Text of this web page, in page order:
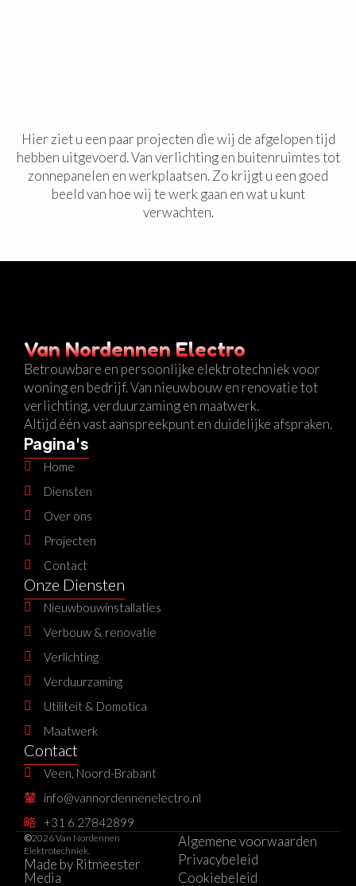
Hier ziet u een paar projecten die wij de afgelopen tijd
hebben uitgevoerd. Van verlichting en buitenruimtes tot
zonnepanelen en werkplaatsen. Zo krijgt u een goed
beeld van hoe wij te werk gaan en wat u kunt
verwachten.
Van Nordennen Electro
Betrouwbare en persoonlijke elektrotechniek voor
woning en bedrijf. Van nieuwbouw en renovatie tot
verlichting, verduurzaming en maatwerk.
Altijd één vast aanspreekpunt en duidelijke afspraken.
Pagina's
Home
Diensten
Over ons
Projecten
Contact
Onze Diensten
Nieuwbouwinstallaties
Verbouw & renovatie
Verlichting
Verduurzaming
Utiliteit & Domotica
Maatwerk
Contact
Veen, Noord-Brabant
info@vannordennenelectro.nl
+31 6 27842899
©2026 Van Nordennen
Elektrotechniek.
Made by Ritmeester
Media
Algemene voorwaarden
Privacybeleid
Cookiebeleid